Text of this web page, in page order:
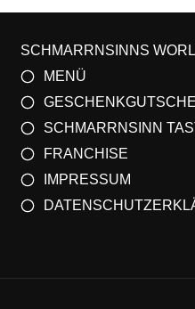
SCHMARRNSINNS
MENÜ
SCHMARRNSINN
FRANCHISE
IMPRESSUM